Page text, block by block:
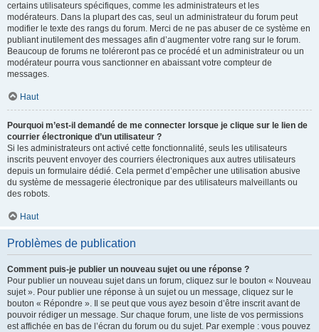
certains utilisateurs spécifiques, comme les administrateurs et les
modérateurs. Dans la plupart des cas, seul un administrateur du forum peut
modifier le texte des rangs du forum. Merci de ne pas abuser de ce système en
publiant inutilement des messages afin d’augmenter votre rang sur le forum.
Beaucoup de forums ne toléreront pas ce procédé et un administrateur ou un
modérateur pourra vous sanctionner en abaissant votre compteur de
messages.
Haut
Pourquoi m’est-il demandé de me connecter lorsque je clique sur le lien de
courrier électronique d’un utilisateur ?
Si les administrateurs ont activé cette fonctionnalité, seuls les utilisateurs
inscrits peuvent envoyer des courriers électroniques aux autres utilisateurs
depuis un formulaire dédié. Cela permet d’empêcher une utilisation abusive
du système de messagerie électronique par des utilisateurs malveillants ou
des robots.
Haut
Problèmes de publication
Comment puis-je publier un nouveau sujet ou une réponse ?
Pour publier un nouveau sujet dans un forum, cliquez sur le bouton « Nouveau
sujet ». Pour publier une réponse à un sujet ou un message, cliquez sur le
bouton « Répondre ». Il se peut que vous ayez besoin d’être inscrit avant de
pouvoir rédiger un message. Sur chaque forum, une liste de vos permissions
est affichée en bas de l’écran du forum ou du sujet. Par exemple : vous pouvez